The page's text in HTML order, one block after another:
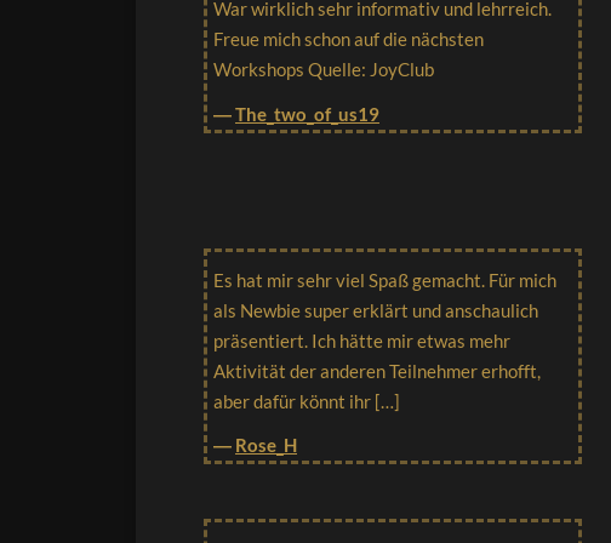
War wirklich sehr informativ und lehrreich.
Freue mich schon auf die nächsten
Workshops Quelle: JoyClub
―The_two_of_us19
Es hat mir sehr viel Spaß gemacht. Für mich
als Newbie super erklärt und anschaulich
präsentiert. Ich hätte mir etwas mehr
Aktivität der anderen Teilnehmer erhofft,
aber dafür könnt ihr […]
― Rose_H